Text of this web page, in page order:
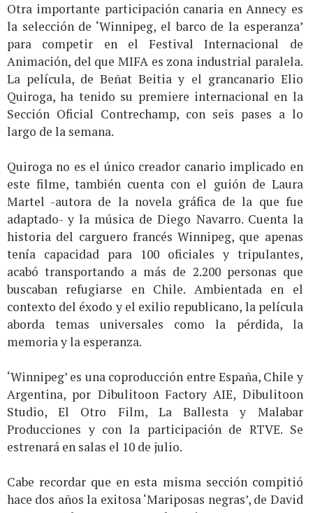
Otra importante participación canaria en Annecy es
la selección de ‘Winnipeg, el barco de la esperanza’
para competir en el Festival Internacional de
Animación, del que MIFA es zona industrial paralela.
La película, de Beñat Beitia y el grancanario Elio
Quiroga, ha tenido su premiere internacional en la
Sección Oficial Contrechamp, con seis pases a lo
largo de la semana.
Quiroga no es el único creador canario implicado en
este filme, también cuenta con el guión de Laura
Martel -autora de la novela gráfica de la que fue
adaptado- y la música de Diego Navarro. Cuenta la
historia del carguero francés Winnipeg, que apenas
tenía capacidad para 100 oficiales y tripulantes,
acabó transportando a más de 2.200 personas que
buscaban refugiarse en Chile. Ambientada en el
contexto del éxodo y el exilio republicano, la película
aborda temas universales como la pérdida, la
memoria y la esperanza.
‘Winnipeg’ es una coproducción entre España, Chile y
Argentina, por Dibulitoon Factory AIE, Dibulitoon
Studio, El Otro Film, La Ballesta y Malabar
Producciones y con la participación de RTVE. Se
estrenará en salas el 10 de julio.
Cabe recordar que en esta misma sección compitió
hace dos años la exitosa ‘Mariposas negras’, de David